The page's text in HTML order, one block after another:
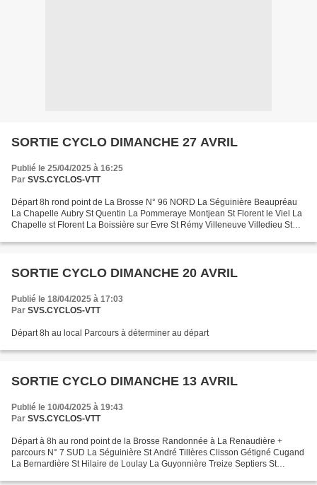
SORTIE CYCLO DIMANCHE 27 AVRIL
Publié le 25/04/2025 à 16:25
Par SVS.CYCLOS-VTT
Départ 8h rond point de La Brosse N° 96 NORD La Séguinière Beaupréau
La Chapelle Aubry St Quentin La Pommeraye Montjean St Florent le Viel La
Chapelle st Florent La Boissière sur Evre St Rémy Villeneuve Villedieu St
SORTIE CYCLO DIMANCHE 20 AVRIL
Publié le 18/04/2025 à 17:03
Par SVS.CYCLOS-VTT
Départ 8h au local Parcours à déterminer au départ
SORTIE CYCLO DIMANCHE 13 AVRIL
Publié le 10/04/2025 à 19:43
Par SVS.CYCLOS-VTT
Départ à 8h au rond point de la Brosse Randonnée à La Renaudière +
parcours N° 7 SUD La Séguinière St André Tillères Clisson Gétigné Cugand
La Bernardière St Hilaire de Loulay La Guyonnière Treize Septiers St